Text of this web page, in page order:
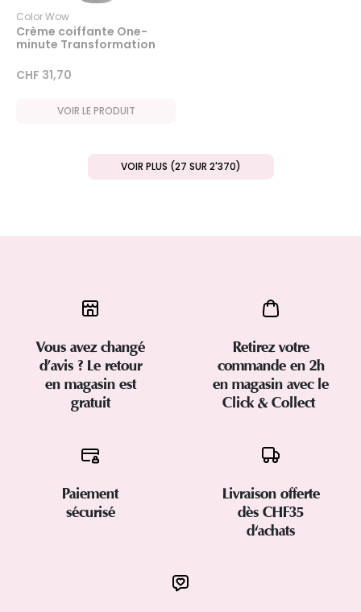
Color Wow
Crème coiffante One-
minute Transformation
CHF 31,70
VOIR LE PRODUIT
VOIR PLUS (27 SUR 2'370)
Vous avez changé
d’avis ? Le retour
en magasin est
gratuit
Retirez votre
commande en 2h
en magasin avec le
Click & Collect
Paiement
sécurisé
Livraison offerte
dès CHF35
d'achats